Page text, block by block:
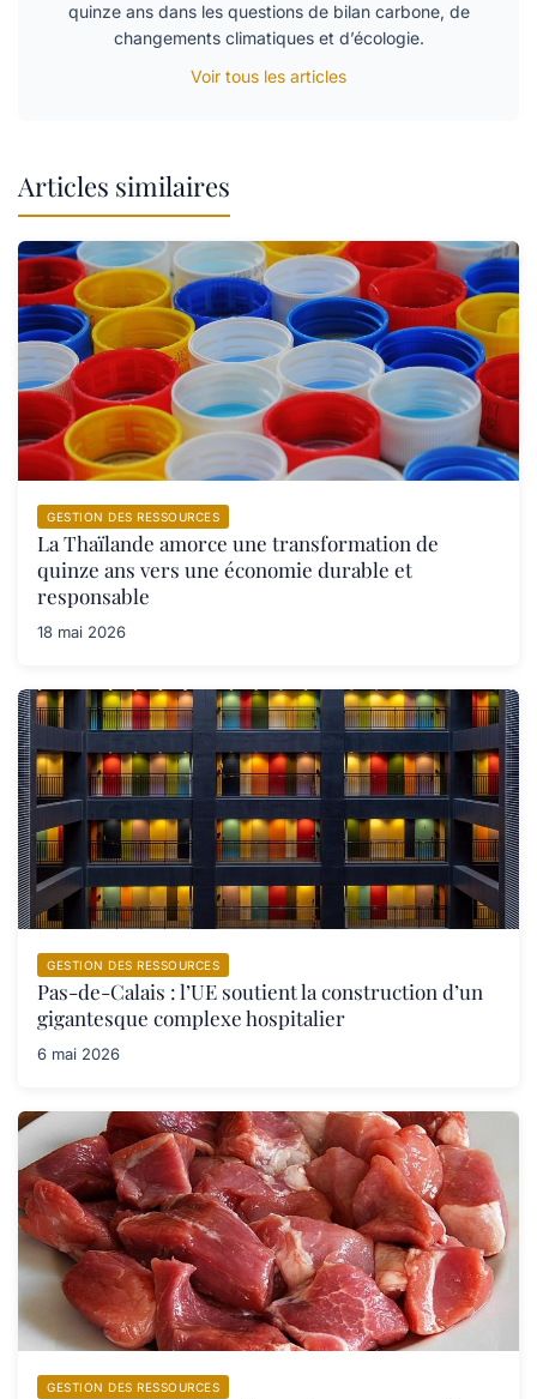
quinze ans dans les questions de bilan carbone, de
changements climatiques et d’écologie.
Voir tous les articles
Articles similaires
GESTION DES RESSOURCES
La Thaïlande amorce une transformation de
quinze ans vers une économie durable et
responsable
18 mai 2026
GESTION DES RESSOURCES
Pas-de-Calais : l’UE soutient la construction d’un
gigantesque complexe hospitalier
6 mai 2026
GESTION DES RESSOURCES